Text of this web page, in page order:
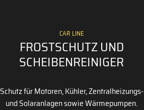
CAR LINE
FROSTSCHUTZ UND
SCHEIBENREINIGER
Schutz für Motoren, Kühler, Zentralheizungs-
und Solaranlagen sowie Wärmepumpen.